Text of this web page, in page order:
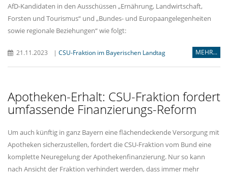
AfD-Kandidaten in den Ausschüssen „Ernährung, Landwirtschaft,
Forsten und Tourismus“ und „Bundes- und Europaangelegenheiten
sowie regionale Beziehungen“ wie folgt:
21.11.2023 | CSU-Fraktion im Bayerischen Landtag MEHR...
Apotheken-Erhalt: CSU-Fraktion fordert
umfassende Finanzierungs-Reform
Um auch künftig in ganz Bayern eine flächendeckende Versorgung mit
Apotheken sicherzustellen, fordert die CSU-Fraktion vom Bund eine
komplette Neuregelung der Apothekenfinanzierung. Nur so kann
nach Ansicht der Fraktion verhindert werden, dass immer mehr